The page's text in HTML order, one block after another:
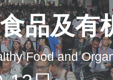
品及有
Food and